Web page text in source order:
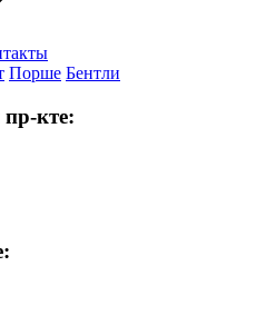
Порше Бентли
кте: